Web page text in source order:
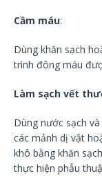
Cầm máu:
Dùng khăn sạch
trình đông máu
Làm sạch vết
Dùng nước sạch
các mảnh dị vật
khô bằng khăn
thực hiện phẫu